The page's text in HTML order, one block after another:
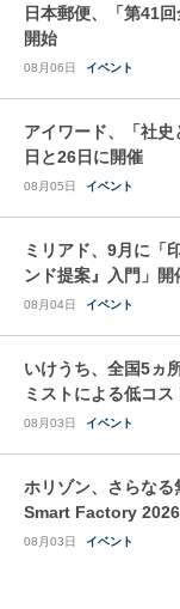
日本郵便、「第41
開始
08月06日 イベント
アイワード、「社
日と26日に開催
08月05日 イベント
ミリアド、9月に「
ンド提案』入門」開
08月04日 イベント
いけうち、全国5ヵ
ミストによる低コス
08月03日 イベント
ホリゾン、さらな
Smart Factory
08月03日 イベント